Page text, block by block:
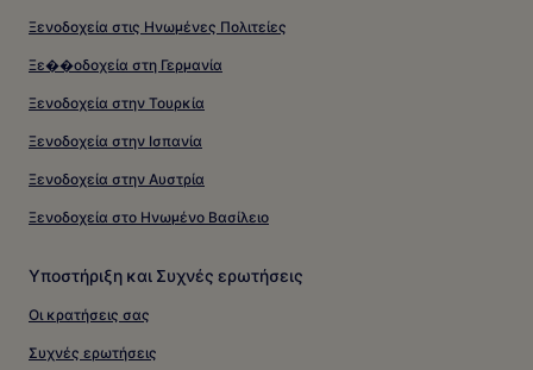
Ξενοδοχεία στις Ηνωμένες Πολιτείες
Ξε��οδοχεία στη Γερμανία
Ξενοδοχεία στην Τουρκία
Ξενοδοχεία στην Ισπανία
Ξενοδοχεία στην Αυστρία
Ξενοδοχεία στο Ηνωμένο Βασίλειο
Υποστήριξη και Συχνές ερωτήσεις
Οι κρατήσεις σας
Συχνές ερωτήσεις